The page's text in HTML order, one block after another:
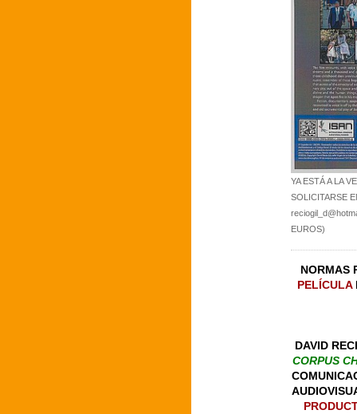
YA ESTÁ A LA
SOLICITARSE
EUROS)
NORMAS
PELÍCULA
DAVID
CORPUS